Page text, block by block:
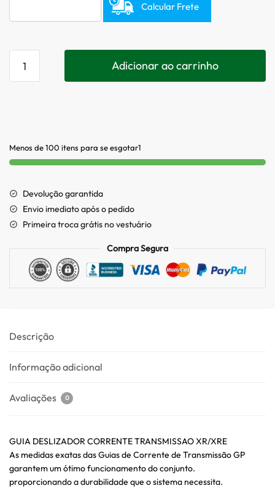
Calcular Frete
Adicionar ao carrinho
Menos de 100 itens para se esgotar1
Devolução garantida
Envio imediato após o pedido
Primeira troca grátis no vestuário
Compra Segura
Descrição
Informação adicional
Avaliações 0
GUIA DESLIZADOR CORRENTE TRANSMISSAO XR/XRE
As medidas exatas das Guias de Corrente de Transmissão GP
garantem um ótimo funcionamento do conjunto.
proporcionando a durabilidade que o sistema necessita.